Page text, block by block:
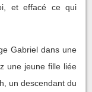
et effacé ce qui
Gabriel dans une
une jeune fille liée
un descendant du